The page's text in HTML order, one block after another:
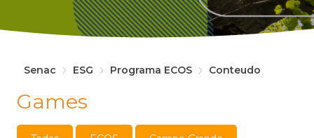
Senac ESG Programa ECOS Conteudo
Games